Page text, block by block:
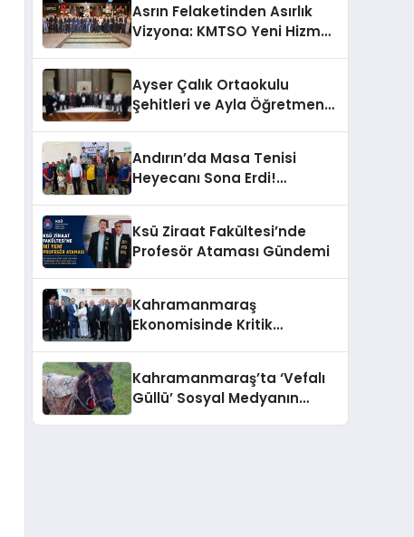
Asrın Felaketinden Asırlık
Vizyona: KMTSO Yeni Hizmet
Ayser Çalık Ortaokulu
Şehitleri ve Ayla Öğretmen
Andırın’da Masa Tenisi
Heyecanı Sona Erdi!
Ksü Ziraat Fakültesi’nde
Profesör Ataması Gündemi
Kahramanmaraş
Ekonomisinde Kritik
Kahramanmaraş’ta ‘Vefalı
Güllü’ Sosyal Medyanın